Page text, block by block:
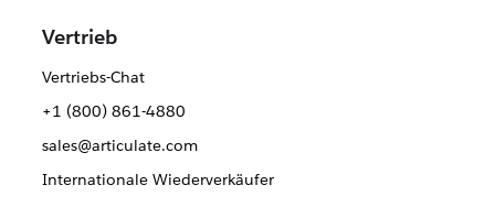
Vertrieb
Vertriebs-Chat
+1 (800) 861-4880
sales@articulate.com
Internationale Wiederverkäufer